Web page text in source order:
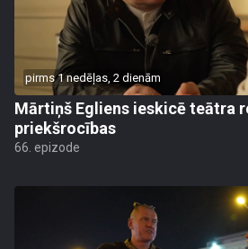
pirms 1 nedēļas, 2 dienām
Mārtiņš Egliens ieskicē teātra
priekšrocības
66. epizode